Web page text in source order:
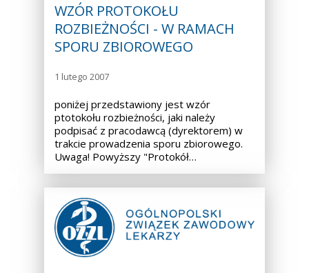
WZÓR PROTOKOŁU
ROZBIEŻNOŚCI - W RAMACH
SPORU ZBIOROWEGO
1 lutego 2007
poniżej przedstawiony jest wzór
ptotokołu rozbieżności, jaki należy
podpisać z pracodawcą (dyrektorem) w
trakcie prowadzenia sporu zbiorowego.
Uwaga! Powyższy "Protokół…